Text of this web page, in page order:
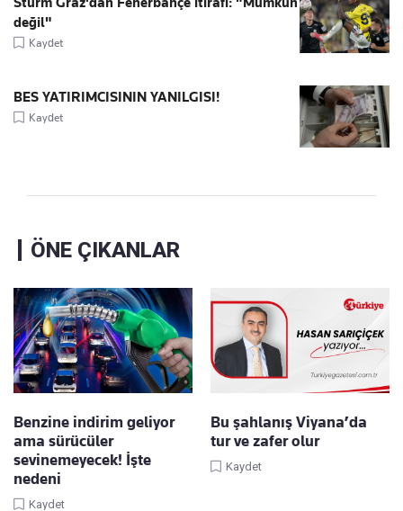
değil"
Kaydet
BES YATIRIMCISININ YANILGISI!
Kaydet
ÖNE ÇIKANLAR
Benzine indirim geliyor
ama sürücüler
sevinemeyecek! İşte
nedeni
Kaydet
Bu şahlanış Viyana’da
tur ve zafer olur
Kaydet